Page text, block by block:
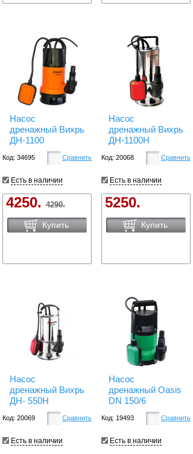
Насос
дренажный Вихрь
ДН-1100
Код: 34695 Сравнить
Есть в наличии
4250. 4290.
Купить
Насос
дренажный Вихрь
ДН-1100H
Код: 20068 Сравнить
Есть в наличии
5250.
Купить
Насос
дренажный Вихрь
ДН- 550H
Код: 20069 Сравнить
Есть в наличии
Насос
дренажный Oasis
DN 150/6
Код: 19493 Сравнить
Есть в наличии